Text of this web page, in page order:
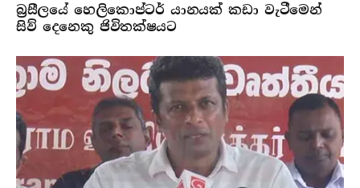
බ්‍රසීලයේ හෙලිකොප්ටර් යානයක් කඩා වැටීමෙන්
සිව් දෙනෙකු ජිවිතක්ෂයට